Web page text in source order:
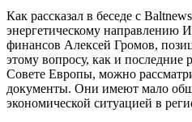
Как рассказал в беседе с
энергетическому направлению
финансов Алексей Громов,
этому вопросу, как и последние
Совете Европы, можно
документы. Они имеют мало
экономической ситуацией в